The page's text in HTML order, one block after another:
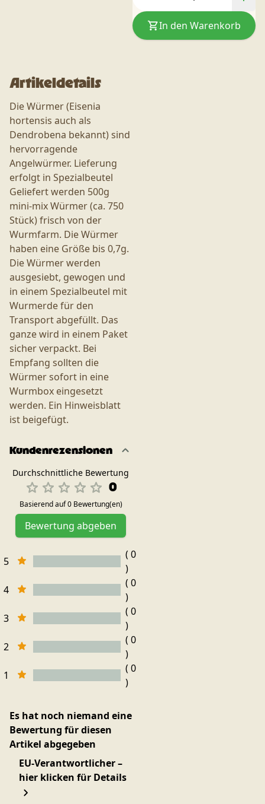
In den Warenkorb
Artikeldetails
Die Würmer (Eisenia
hortensis auch als
Dendrobena bekannt) sind
hervorragende
Angelwürmer. Lieferung
erfolgt in Spezialbeutel
Geliefert werden 500g
mini-mix Würmer (ca. 750
Stück) frisch von der
Wurmfarm. Die Würmer
haben eine Größe bis 0,7g.
Die Würmer werden
ausgesiebt, gewogen und
in einem Spezialbeutel mit
Wurmerde für den
Transport abgefüllt. Das
ganze wird in einem Paket
sicher verpackt. Bei
Empfang sollten die
Würmer sofort in eine
Wurmbox eingesetzt
werden. Ein Hinweisblatt
ist beigefügt.
Kundenrezensionen
Durchschnittliche Bewertung
0
Basierend auf 0 Bewertung(en)
Bewertung abgeben
5
( 0
)
4
( 0
)
3
( 0
)
2
( 0
)
1
( 0
)
Es hat noch niemand eine
Bewertung für diesen
Artikel abgegeben
EU-Verantwortlicher –
hier klicken für Details